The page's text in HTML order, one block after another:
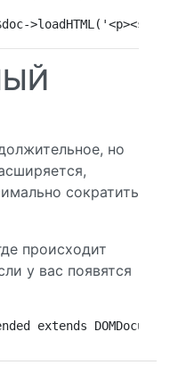
$doc-
но
сократить
происходит
у вас появятся
extends